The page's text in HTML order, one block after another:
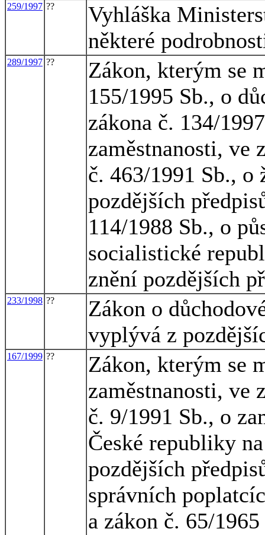
259/1997 ??
Vyhláška
některé
289/1997 ??
Zákon, kterým se
155/1995 Sb., o
zákona č. 134/
zaměstnanosti, ve
č. 463/1991 Sb.,
pozdějších
114/1988 Sb., o
socialistické
znění pozdějších
233/1998 ??
Zákon o
vyplývá z
167/1999 ??
Zákon, kterým se
zaměstnanosti, ve
č. 9/1991 Sb., o
České republiky
pozdějších
správních
a zákon č. 65/